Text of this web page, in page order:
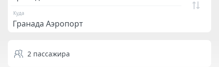
Куда
2 пассажира